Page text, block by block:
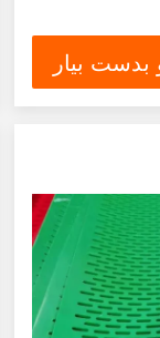
بدست بیار